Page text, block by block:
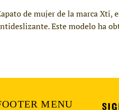
de mujer de la marca Xti,
Este modelo ha
MENU